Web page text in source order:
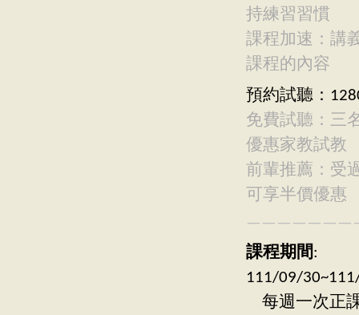
持練習習慣
課程加速：講
課程的內容
預約試聽：
免費試聽：三
優惠家教試教
前輩推薦：受
可享半價優惠
課程期間:
111/09/
每週一次正